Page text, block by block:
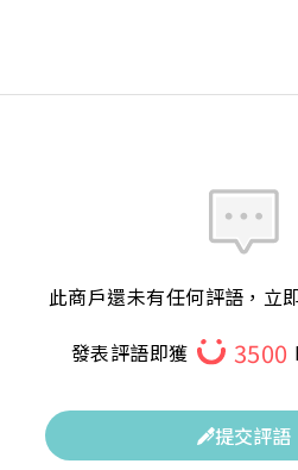
此商戶還未有任何評語，立
發表評語即獲
3500
提交評語